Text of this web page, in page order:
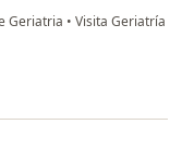
Geriatria • Visita Geriatría